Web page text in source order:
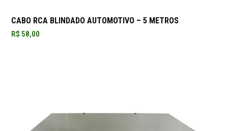
CABO RCA BLINDADO AUTOMOTIVO – 5 METROS
R$ 58,00